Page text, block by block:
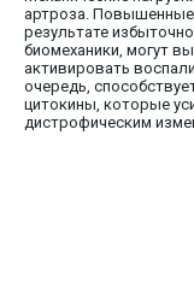
артроза. Повышенные
результате
биомеханики, могут
активировать
очередь,
цитокины, которые
дистрофическим